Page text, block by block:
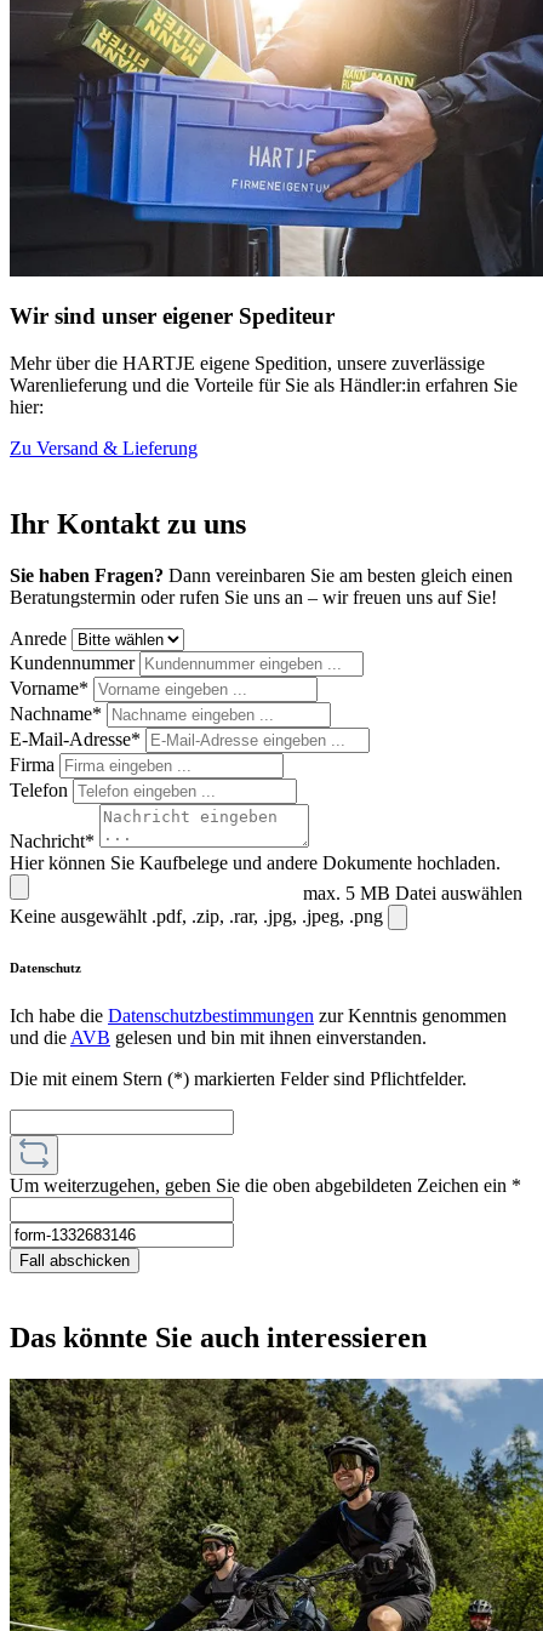
Wir sind unser eigener Spediteur
Mehr über die HARTJE eigene Spedition, unsere zuverlässige
Warenlieferung und die Vorteile für Sie als Händler:in erfahren Sie
hier:
Zu Versand & Lieferung
Ihr Kontakt zu uns
Sie haben Fragen? Dann vereinbaren Sie am besten gleich einen
Beratungstermin oder rufen Sie uns an – wir freuen uns auf Sie!
Anrede
Kundennummer
Vorname*
Nachname*
E-Mail-Adresse*
Firma
Telefon
Nachricht*
Hier können Sie Kaufbelege und andere Dokumente hochladen.
max. 5 MB Datei auswählen
Keine ausgewählt .pdf, .zip, .rar, .jpg, .jpeg, .png
Datenschutz
Ich habe die Datenschutzbestimmungen zur Kenntnis genommen
und die AVB gelesen und bin mit ihnen einverstanden.
Die mit einem Stern (*) markierten Felder sind Pflichtfelder.
Um weiterzugehen, geben Sie die oben abgebildeten Zeichen ein *
Fall abschicken
Das könnte Sie auch interessieren